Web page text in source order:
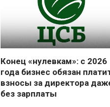
налоговыми органами в порядке
ст.32 НК РФ, то есть после
предварительного диалога
налогового органа с
налогоплательщиком
Конец «нулевкам»: с 2026
года бизнес обязан
взносы за директора
без зарплаты